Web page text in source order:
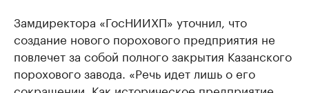
Замдиректора «ГосНИИХП» уточнил, что
создание нового порохового предприятия не
повлечет за собой полного закрытия Казанского
порохового завода. «Речь идет лишь о его